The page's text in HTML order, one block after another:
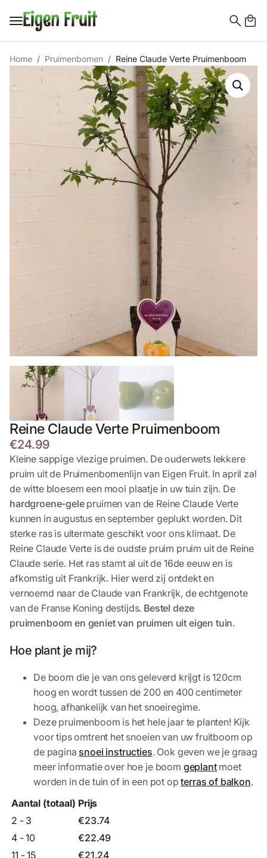
Home Pruimenbomen Reine Claude Verte Pruimenboom
Reine Claude Verte Pruimenboom
€24.99
Kleine sappige vlezige pruimen. De ouderwets lekkere
pruim uit de Pruimenbomenlijn van Eigen Fruit. In april zal
de witte bloesem een mooi plaatje in uw tuin zijn. De
hardgroene-gelepruimen van de Reine Claude Verte
kunnen in augustus en september geplukt worden. Dit
sterke ras is uitermate geschikt voor ons klimaat. De
Reine Claude Verte is de oudste pruim pruim uit de Reine
Claude serie. Het ras stamt al uit de 16de eeuw en is
afkomstig uit Frankrijk. Hier werd zij ontdekt en
vernoemd naar de Claude van Frankrijk, de echtgenote
van de Franse Koning destijds. Bestel deze
pruimenboom en geniet van pruimen uit eigen tuin.
Hoe plant je mij?
De boom die je van ons geleverd krijgt is 120cm
hoog en wordt tussen de 200 en 400 centimeter
hoog, afhankelijk van het snoeiregime.
Deze pruimenboom is het hele jaar te planten! Kijk
voor tips omtrent het snoeien van uw fruitboom op
de pagina snoei instructies. Ook geven we je graag
meer informatie over hoe je boom geplantmoet
worden in de tuin of in een pot opterras of balkon.
Aantal (totaal) Prijs
2 - 3
€23.74
4 - 10
€22.49
11 - 15
€21.24